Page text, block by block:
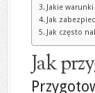
Jakie
Jak
Jak często
Jak